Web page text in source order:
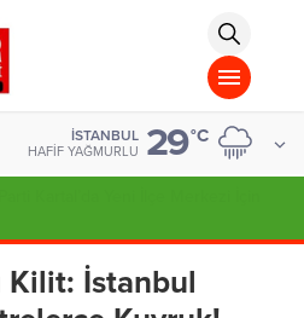
İSTANBUL
HAFIF YAĞMURLU 29°C
Kilit: İstanbul